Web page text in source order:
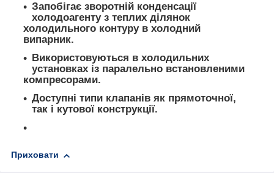
Запобігає зворотній конденсації
холодоагенту з теплих ділянок
холодильного контуру в холодний
випарник.
Використовуються в холодильних
установках із паралельно встановленими
компресорами.
Доступні типи клапанів як прямоточної,
так і кутової конструкції.
Приховати